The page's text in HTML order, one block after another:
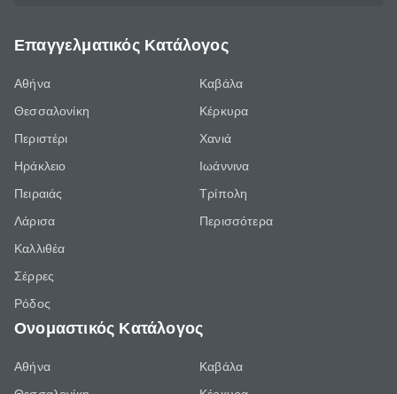
Επαγγελματικός Κατάλογος
Αθήνα
Θεσσαλονίκη
Περιστέρι
Ηράκλειο
Πειραιάς
Λάρισα
Καλλιθέα
Σέρρες
Ρόδος
Καβάλα
Κέρκυρα
Χανιά
Ιωάννινα
Τρίπολη
Περισσότερα
Ονομαστικός Κατάλογος
Αθήνα
Καβάλα